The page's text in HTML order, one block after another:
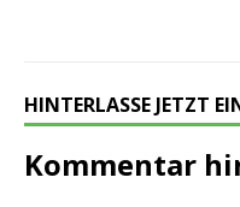
HINTERLASSE JETZT
Kommentar